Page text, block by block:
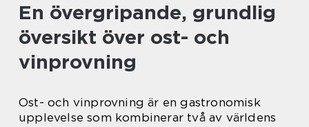
En övergripande, grundlig
översikt över ost- och
vinprovning
Ost- och vinprovning är en gastronomisk
upplevelse som kombinerar två av världens